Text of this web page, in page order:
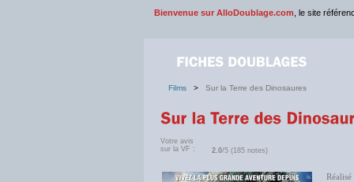
Bienvenue sur AlloDoublage.com , le site
Films > Sur la Terre des Dinosaures
Votre avis
sur la VF :
2.0/5 (185 notes)
Réalisé